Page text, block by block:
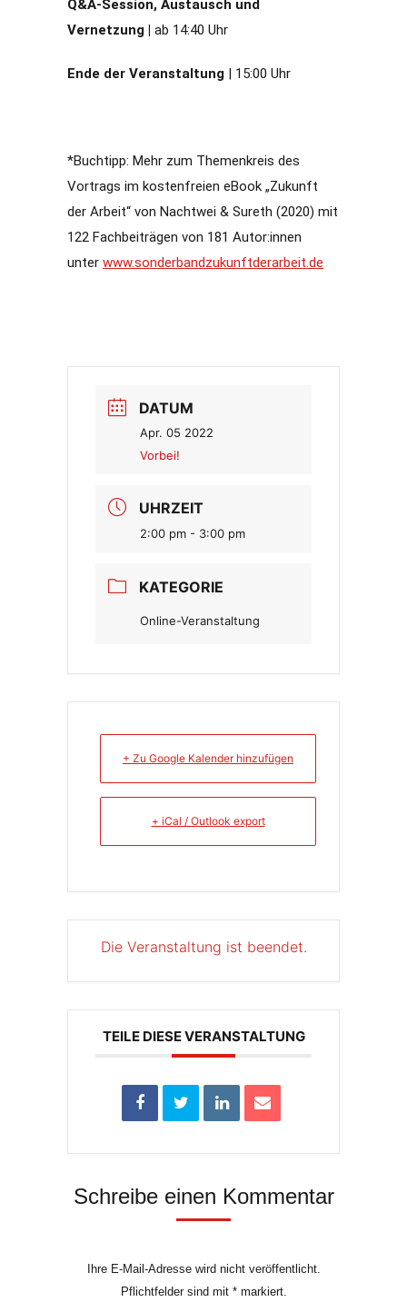
Q&A-Session, Austausch und
Vernetzung | ab 14:40 Uhr
Ende der Veranstaltung | 15:00 Uhr
*Buchtipp: Mehr zum Themenkreis des
Vortrags im kostenfreien eBook „Zukunft
der Arbeit“ von Nachtwei & Sureth (2020) mit
122 Fachbeiträgen von 181 Autor:innen
unter www.sonderbandzukunftderarbeit.de
DATUM
Apr. 05 2022
Vorbei!
UHRZEIT
2:00 pm - 3:00 pm
KATEGORIE
Online-Veranstaltung
+ Zu Google Kalender hinzufügen
+ iCal / Outlook export
Die Veranstaltung ist beendet.
TEILE DIESE VERANSTALTUNG
Schreibe einen Kommentar
Ihre E-Mail-Adresse wird nicht veröffentlicht.
Pflichtfelder sind mit *markiert.